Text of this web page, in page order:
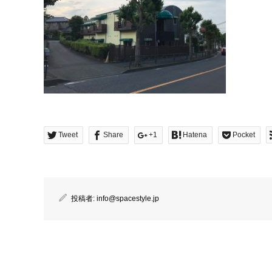
Tweet Share +1 Hatena Pocket
投稿者: info@spacestyle.jp